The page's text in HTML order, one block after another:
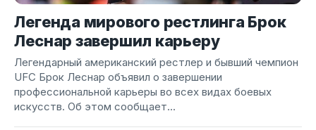
Легенда мирового рестлинга Брок
Леснар завершил карьеру
Легендарный американский рестлер и бывший чемпион
UFC Брок Леснар объявил о завершении
профессиональной карьеры во всех видах боевых
искусств. Об этом сообщает...